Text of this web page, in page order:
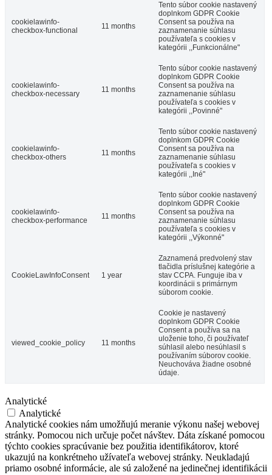
cookielawinfo-
checkbox-functional
11 months
Tento súbor cookie nastavený
doplnkom GDPR Cookie
Consent sa používa na
zaznamenanie súhlasu
používateľa s cookies v
kategórii ,,Funkcionálne"
cookielawinfo-
checkbox-necessary
11 months
Tento súbor cookie nastavený
doplnkom GDPR Cookie
Consent sa používa na
zaznamenanie súhlasu
používateľa s cookies v
kategórii ,,Povinné"
cookielawinfo-
checkbox-others
11 months
Tento súbor cookie nastavený
doplnkom GDPR Cookie
Consent sa používa na
zaznamenanie súhlasu
používateľa s cookies v
kategórii ,,Iné"
cookielawinfo-
checkbox-performance
11 months
Tento súbor cookie nastavený
doplnkom GDPR Cookie
Consent sa používa na
zaznamenanie súhlasu
používateľa s cookies v
kategórii ,,Výkonné"
CookieLawInfoConsent 1 year
Zaznamená predvolený stav
tlačidla príslušnej kategórie a
stav CCPA. Funguje iba v
koordinácii s primárnym
súborom cookie.
viewed_cookie_policy 11 months
Cookie je nastavený
doplnkom GDPR Cookie
Consent a používa sa na
uloženie toho, či používateľ
súhlasil alebo nesúhlasil s
používaním súborov cookie.
Neuchováva žiadne osobné
údaje.
Analytické
Analytické
Analytické cookies nám umožňujú meranie výkonu našej webovej
stránky. Pomocou nich určuje počet návštev. Dáta získané pomocou
týchto cookies spracúvanie bez použitia identifikátorov, ktoré
ukazujú na konkrétneho užívateľa webovej stránky. Neukladajú
priamo osobné informácie, ale sú založené na jedinečnej identifikácii